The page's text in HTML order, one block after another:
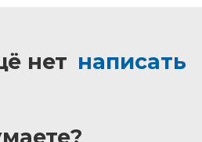
нет написать